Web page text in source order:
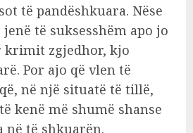
të pandëshkuara. Nëse
të suksesshëm apo jo
krimit zgjedhor, kjo
Por ajo që vlen të
në një situatë të tillë,
kenë më shumë shanse
në të shkuarën.